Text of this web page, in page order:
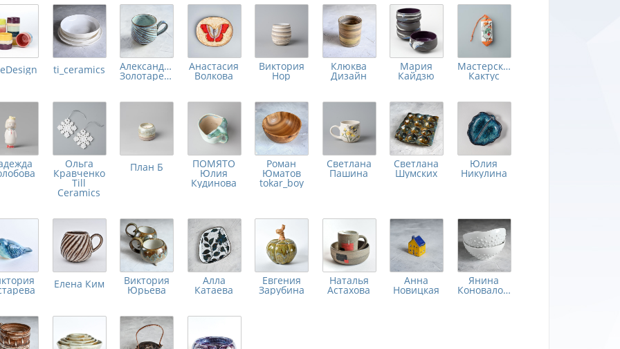
ti_ceramics Александра
Золотарева
Анастасия
Волкова
Виктория
Нор
Клюква
Дизайн
Мария
Кайдзю
Мастерская
Кактус
Ольга
Кравченко
Till
Ceramics
План Б ПОМЯТО
Юлия
Кудинова
Роман
Юматов
tokar_boy
Светлана
Пашина
Светлана
Шумских
Юлия
Никулина
Елена Ким Виктория
Юрьева
Алла
Катаева
Евгения
Зарубина
Наталья
Астахова
Анна
Новицкая
Янина
Коновалова